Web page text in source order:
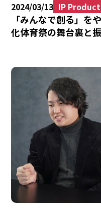
2024/03/13 IP
「みんなで創る」を
化体育祭の舞台裏と